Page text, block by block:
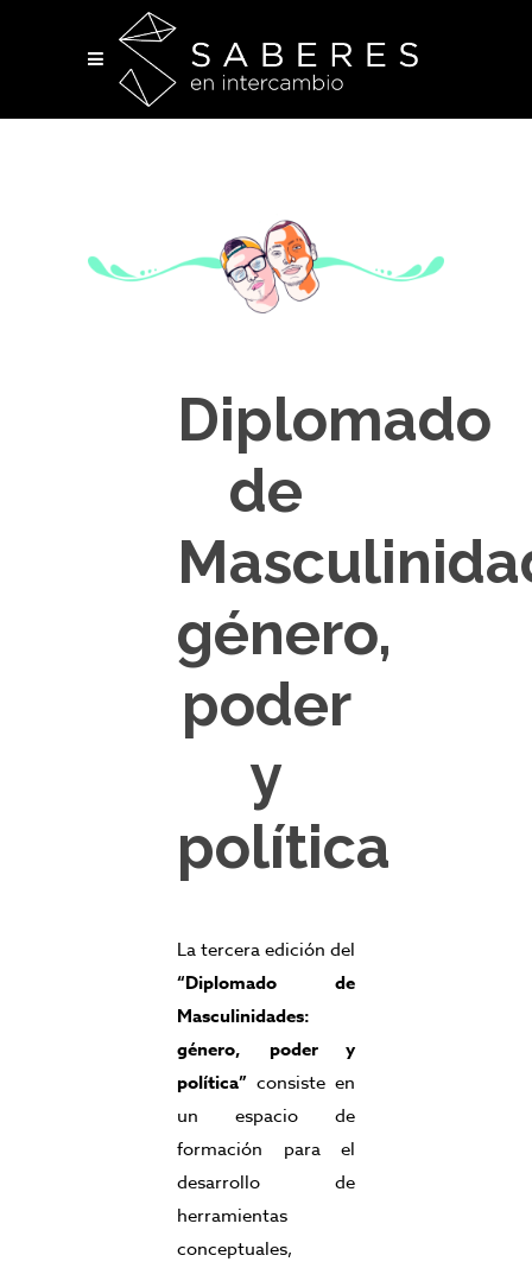
Diplomado
de
género,
poder
y
política
La tercera edición del
“Diplomado de
Masculinidades:
género, poder y
política” consiste en
un espacio de
formación para el
desarrollo de
herramientas
conceptuales,